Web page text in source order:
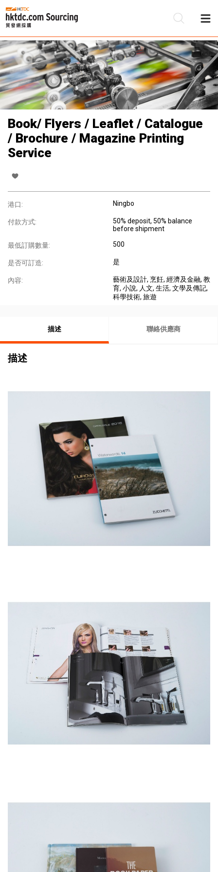
Book/ Flyers / Leaflet / Catalogue
/ Brochure / Magazine Printing
Service
港口: Ningbo
付款方式:
50% deposit, 50% balance
before shipment
最低訂購數量: 500
是否可訂造: 是
內容: 藝術及設計, 烹飪, 經濟及金融, 教
育, 小說, 人文, 生活, 文學及傳記,
科學技術, 旅遊
描述 聯絡供應商
描述